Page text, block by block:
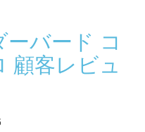
ーバード コ
顧客レビュ